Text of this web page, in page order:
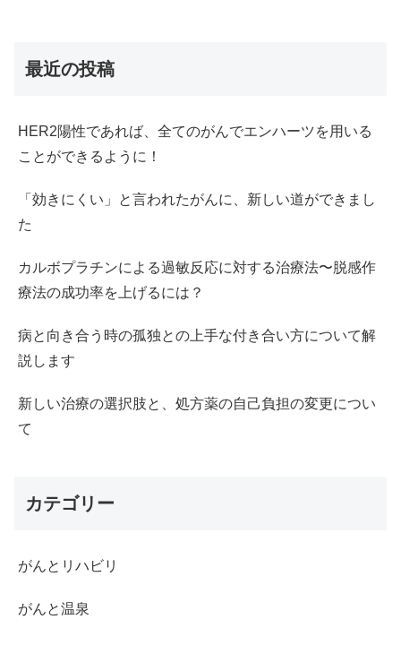
最近の投稿
HER2陽性であれば、全てのがんでエンハーツを用いる
ことができるように！
「効きにくい」と言われたがんに、新しい道ができまし
た
カルボプラチンによる過敏反応に対する治療法〜脱感作
療法の成功率を上げるには？
病と向き合う時の孤独との上手な付き合い方について解
説します
新しい治療の選択肢と、処方薬の自己負担の変更につい
て
カテゴリー
がんとリハビリ
がんと温泉